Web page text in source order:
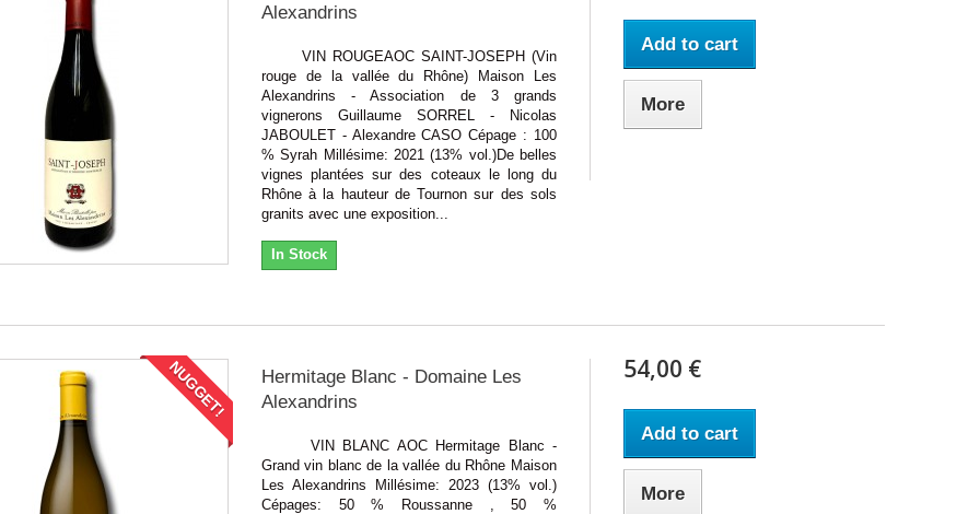
Alexandrins
VIN ROUGEAOC SAINT-JOSEPH (Vin
rouge de la vallée du Rhône) Maison Les
Alexandrins - Association de 3 grands
vignerons Guillaume SORREL - Nicolas
JABOULET - Alexandre CASO Cépage : 100
% Syrah Millésime: 2021 (13% vol.)De belles
vignes plantées sur des coteaux le long du
Rhône à la hauteur de Tournon sur des sols
granits avec une exposition...
In Stock
Add to cart
More
NUGGET!
Hermitage Blanc - Domaine Les
Alexandrins
VIN BLANC AOC Hermitage Blanc -
Grand vin blanc de la vallée du Rhône Maison
Les Alexandrins Millésime: 2023 (13% vol.)
Cépages: 50 % Roussanne , 50 %
54,00 €
Add to cart
More